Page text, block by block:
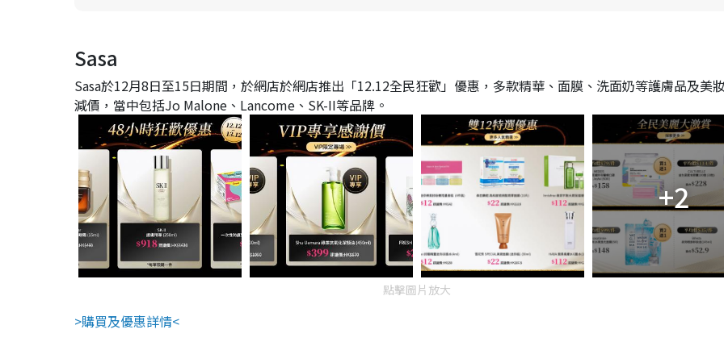
Sasa
Sasa於12月8日至15日期間，於網店於網店推出「12.12全民狂歡」優惠，多款精華、面膜、洗面奶等護膚品及美
減價，當中包括Jo Malone、Lancome、SK-II等品牌。
+2
點擊圖片放大
>購買及優惠詳情<